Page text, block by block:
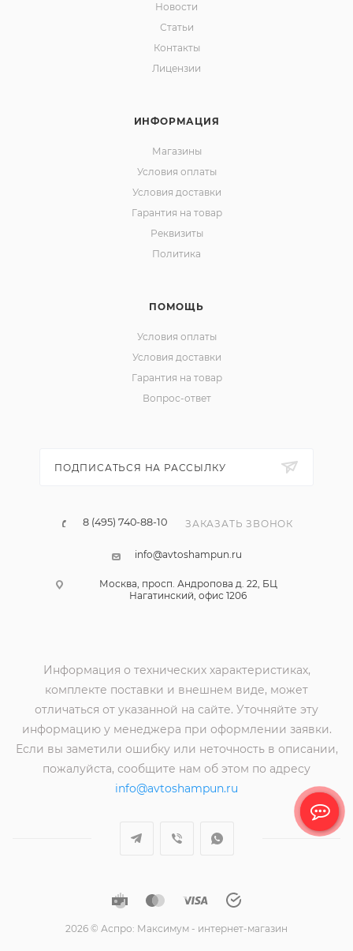
Новости
Статьи
Контакты
Лицензии
ИНФОРМАЦИЯ
Магазины
Условия оплаты
Условия доставки
Гарантия на товар
Реквизиты
Политика
ПОМОЩЬ
Условия оплаты
Условия доставки
Гарантия на товар
Вопрос-ответ
ПОДПИСАТЬСЯ НА РАССЫЛКУ
8 (495) 740-88-10 ЗАКАЗАТЬ ЗВОНОК
info@avtoshampun.ru
Москва, просп. Андропова д. 22, БЦ
Нагатинский, офис 1206
Информация о технических характеристиках,
комплекте поставки и внешнем виде, может
отличаться от указанной на сайте. Уточняйте эту
информацию у менеджера при оформлении заявки.
Если вы заметили ошибку или неточность в описании,
пожалуйста, сообщите нам об этом по адресу
info@avtoshampun.ru
2026 © Аспро: Максимум - интернет-магазин